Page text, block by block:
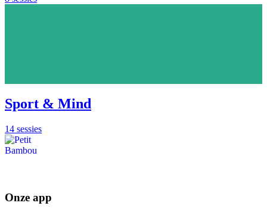
Sport & Mind
14 sessies
Onze app